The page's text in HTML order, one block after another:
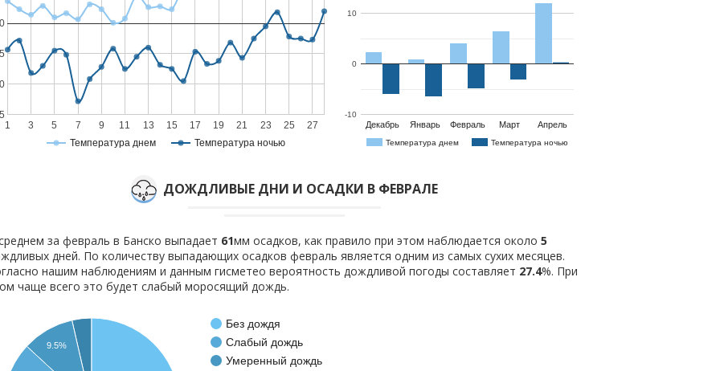
Температура днем Температура ночью
1 3 5 7 9 11 13 15 17 19 21 23 25 27
0
Температура днем Температура ночью
Декабрь Январь Февраль Март Апрель
-10
0
10
ДОЖДЛИВЫЕ ДНИ И ОСАДКИ В ФЕВРАЛЕ
за февраль в Банско выпадает 61мм осадков, как правило при этом наблюдается около 5
дней. По количеству выпадающих осадков февраль является одним из самых сухих месяцев.
нашим наблюдениям и данным гисметео вероятность дождливой погоды составляет 27.4%. При
чаще всего это будет слабый моросящий дождь.
Без дождя
Слабый дождь
Умеренный дождь
9.5%